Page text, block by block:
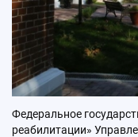
Федеральное
реабилитации»